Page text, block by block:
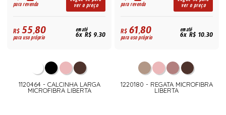
para revenda
ver o preço
R$55,80
para uso próprio
em até
6x R$ 9,30
1120464 - CALCINHA LARGA
MICROFIBRA LIBERTA
para revenda
ver o preço
R$61,80
para uso próprio
em até
6x R$ 10,30
1220180 - REGATA MICROFIBRA
LIBERTA